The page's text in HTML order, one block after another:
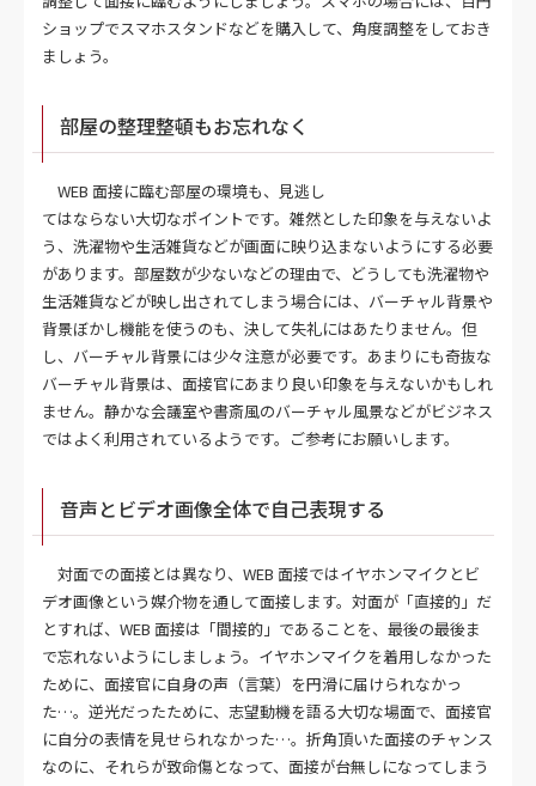
ショップでスマホスタンドなどを購入して、角度調整をしておき
ましょう。
部屋の整理整頓もお忘れなく
WEB 面接に臨む部屋の環境も、見逃し
てはならない大切なポイントです。雑然とした印象を与えないよ
う、洗濯物や生活雑貨などが画面に映り込まないようにする必要
があります。部屋数が少ないなどの理由で、どうしても洗濯物や
生活雑貨などが映し出されてしまう場合には、バーチャル背景や
背景ぼかし機能を使うのも、決して失礼にはあたりません。但
し、バーチャル背景には少々注意が必要です。あまりにも奇抜な
バーチャル背景は、面接官にあまり良い印象を与えないかもしれ
ません。静かな会議室や書斎風のバーチャル風景などがビジネス
ではよく利用されているようです。ご参考にお願いします。
音声とビデオ画像全体で自己表現する
対面での面接とは異なり、WEB 面接ではイヤホンマイクとビ
デオ画像という媒介物を通して面接します。対面が「直接的」だ
とすれば、WEB 面接は「間接的」であることを、最後の最後ま
で忘れないようにしましょう。イヤホンマイクを着用しなかった
ために、面接官に自身の声（言葉）を円滑に届けられなかっ
た…。逆光だったために、志望動機を語る大切な場面で、面接官
に自分の表情を見せられなかった…。折角頂いた面接のチャンス
なのに、それらが致命傷となって、面接が台無しになってしまう